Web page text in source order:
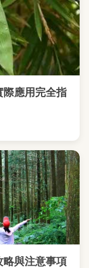
際應用完全指
略與注意事項